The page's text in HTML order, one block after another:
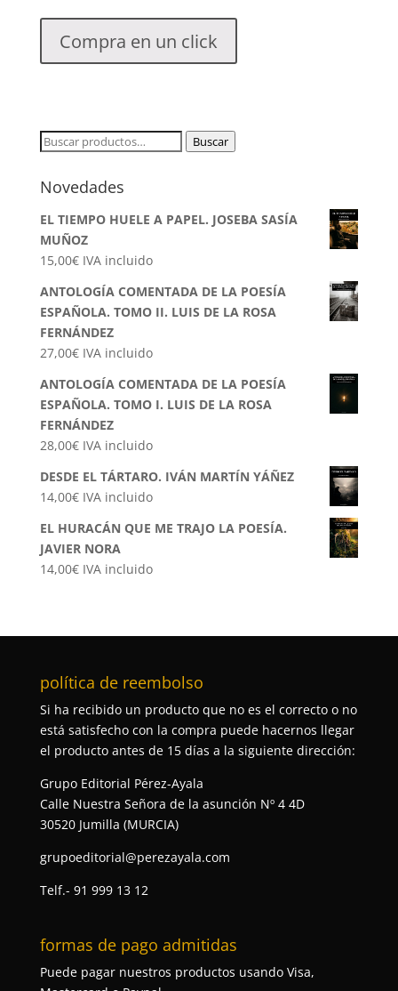
Compra en un click
Buscar
Buscar
Novedades
EL TIEMPO HUELE A PAPEL. JOSEBA SASÍA
MUÑOZ
15,00€ IVA incluido
ANTOLOGÍA COMENTADA DE LA POESÍA
ESPAÑOLA. TOMO II. LUIS DE LA ROSA
FERNÁNDEZ
27,00€ IVA incluido
ANTOLOGÍA COMENTADA DE LA POESÍA
ESPAÑOLA. TOMO I. LUIS DE LA ROSA
FERNÁNDEZ
28,00€ IVA incluido
DESDE EL TÁRTARO. IVÁN MARTÍN YÁÑEZ
14,00€ IVA incluido
EL HURACÁN QUE ME TRAJO LA POESÍA.
JAVIER NORA
14,00€ IVA incluido
política de reembolso
Si ha recibido un producto que no es el correcto o no
está satisfecho con la compra puede hacernos llegar
el producto antes de 15 días a la siguiente dirección:
Grupo Editorial Pérez-Ayala
Calle Nuestra Señora de la asunción Nº 4 4D
30520 Jumilla (MURCIA)
grupoeditorial@perezayala.com
Telf.- 91 999 13 12
formas de pago admitidas
Puede pagar nuestros productos usando Visa,